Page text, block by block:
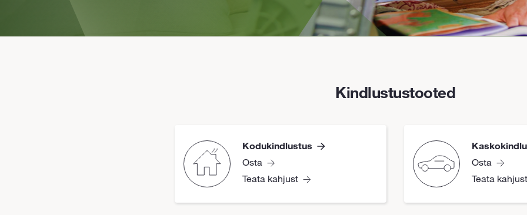
Kindlustustooted
Kodukindlustus
Osta
Teata kahjust
Osta
Teata kahjust